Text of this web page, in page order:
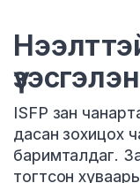
үзэсгэлэн
ISFP зан
дасан зохицох
баримталдаг.
тогтсон